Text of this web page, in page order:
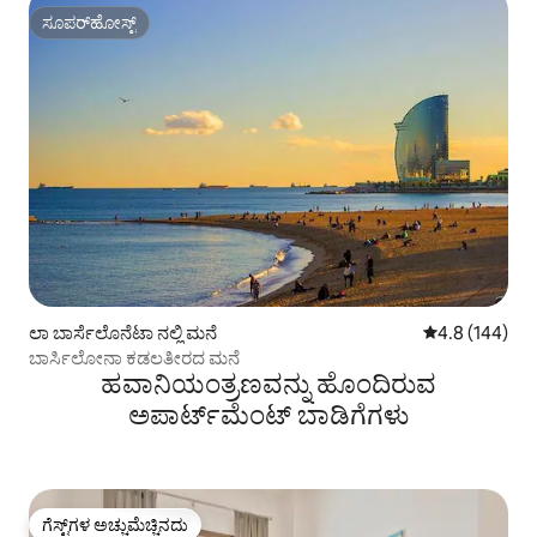
ಸೂಪರ್‌ಹೋಸ್ಟ್
ಸೂಪರ್‌ಹೋಸ್ಟ್
ಲಾ ಬಾರ್ಸೆಲೊನೆಟಾ ನಲ್ಲಿ ಮನೆ 5 ರಲ್ಲಿ 4.8
4.8 (144)
ಬಾರ್ಸಿಲೋನಾ ಕಡಲತೀರದ ಮನೆ
ಹವಾನಿಯಂತ್ರಣವನ್ನು ಹೊಂದಿರುವ
ಅಪಾರ್ಟ್‌ಮೆಂಟ್‌ ಬಾಡಿಗೆಗಳು
ಗೆಸ್ಟ್‌ಗಳ ಅಚ್ಚುಮೆಚ್ಚಿನದು